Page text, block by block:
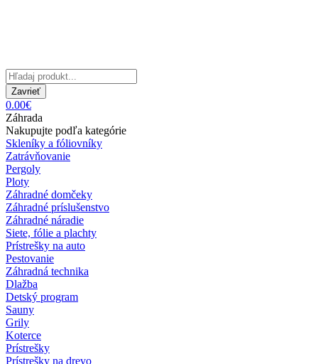
Zavrieť
0.00€
Záhrada
Nakupujte podľa kategórie
Skleníky a fóliovníky
Zatrávňovanie
Pergoly
Ploty
Záhradné domčeky
Záhradné príslušenstvo
Záhradné náradie
Siete, fólie a plachty
Prístrešky na auto
Pestovanie
Záhradná technika
Dlažba
Detský program
Sauny
Grily
Koterce
Prístrešky
Prístrešky na drevo